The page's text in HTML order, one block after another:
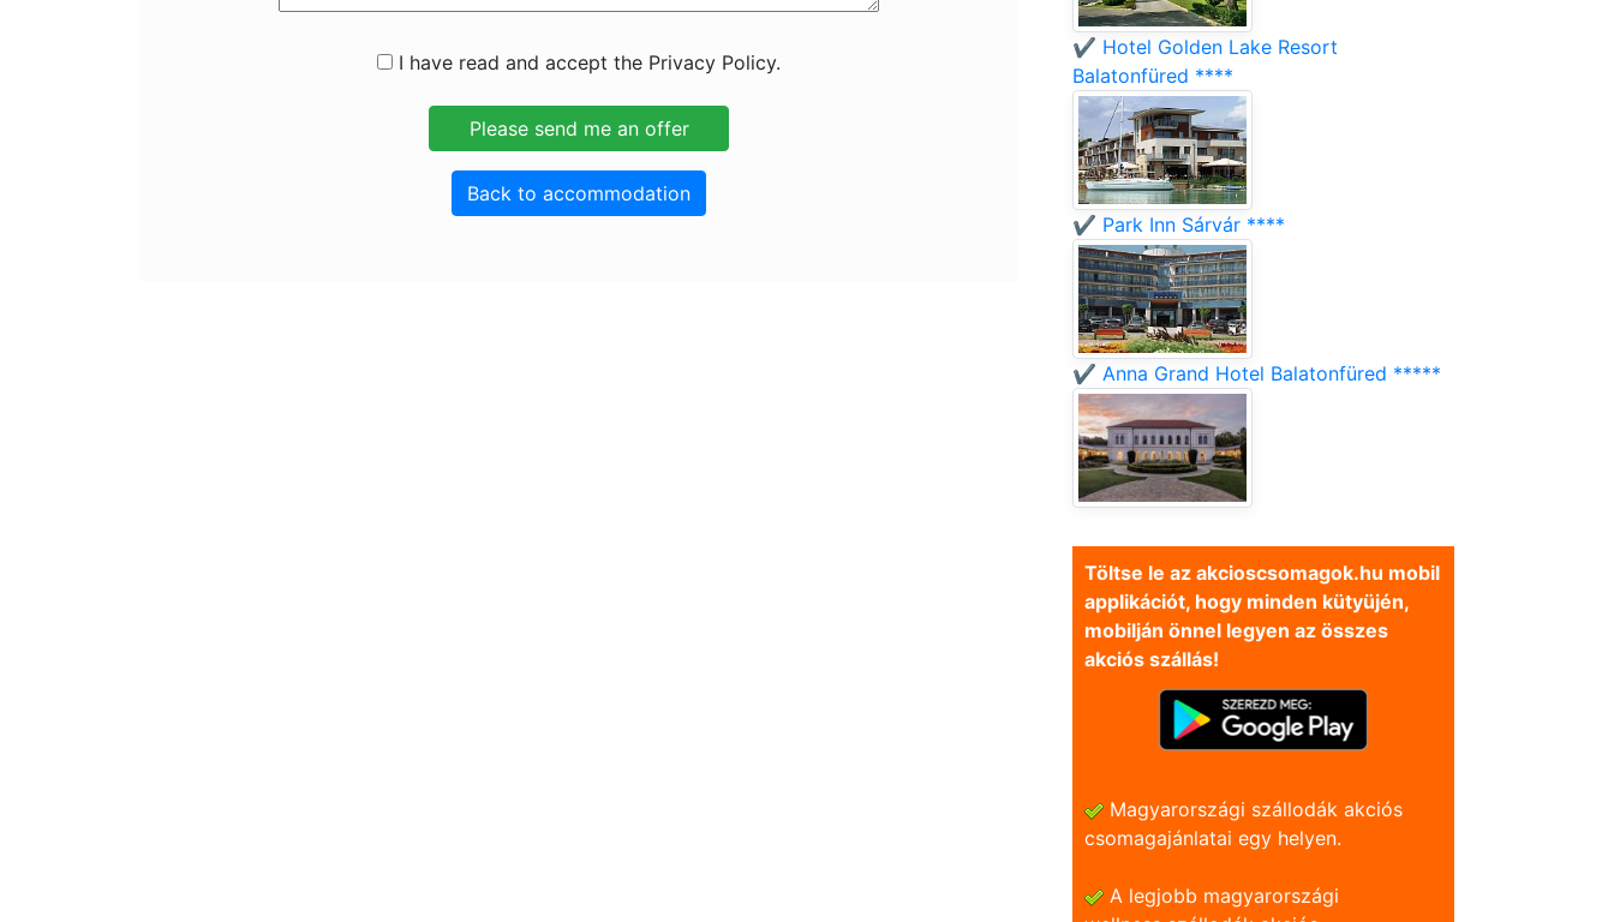
I have read and accept the Privacy Policy.
Back to accommodation
✔️ Hotel Golden Lake Resort
Balatonfüred ****
✔️ Park Inn Sárvár ****
✔️ Anna Grand Hotel Balatonfüred *****
Töltse le az akcioscsomagok.hu mobil
applikációt, hogy minden kütyüjén,
mobilján önnel legyen az összes
akciós szállás!
Magyarországi szállodák akciós
csomagajánlatai egy helyen.
A legjobb magyarországi